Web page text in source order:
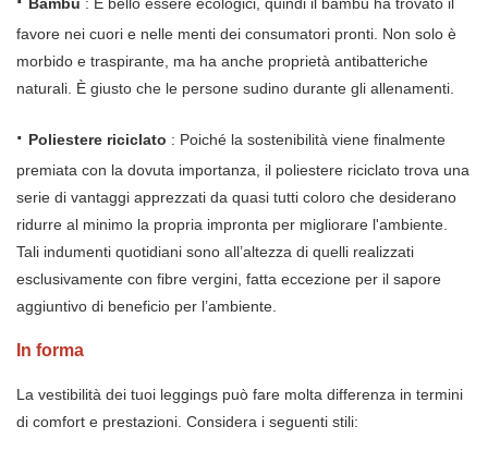
Bambù : È bello essere ecologici, quindi il bambù ha trovato il
favore nei cuori e nelle menti dei consumatori pronti. Non solo è
morbido e traspirante, ma ha anche proprietà antibatteriche
naturali. È giusto che le persone sudino durante gli allenamenti.
· Poliestere riciclato : Poiché la sostenibilità viene finalmente
premiata con la dovuta importanza, il poliestere riciclato trova una
serie di vantaggi apprezzati da quasi tutti coloro che desiderano
ridurre al minimo la propria impronta per migliorare l'ambiente.
Tali indumenti quotidiani sono all’altezza di quelli realizzati
esclusivamente con fibre vergini, fatta eccezione per il sapore
aggiuntivo di beneficio per l’ambiente.
In forma
La vestibilità dei tuoi leggings può fare molta differenza in termini
di comfort e prestazioni. Considera i seguenti stili: